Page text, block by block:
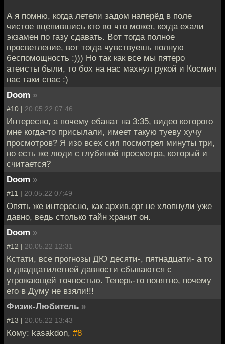
А я помню, когда летели задом наперёд в поле
чистое вцепившись кто во что может, когда ехали
экзамен по газу сдавать. Вот тогда полное
просветление, вот тогда чувствуешь полную
беспомощность :))) Но так как все мы пятеро
атеисты были, то бох на нас махнул рукой и Космич
нас таки спас :)
Doom »
#10 | 20.05.22 07:46
Интересно, а почему ебанат на 3:35, видео которого
мне когда-то присылали, имеет такую туеву хучу
просмотров? Я изо всех сил посмотрел минуты три,
но есть же люди с глубиной просмотра, который и
считается?
Doom »
#11 | 20.05.22 07:49
Опять же интересно, как архив.орг не хлопнули уже
давно, ведь столько тайн хранит он.
Doom »
#12 | 20.05.22 12:31
Кстати, все прогнозы ДЮ десяти-, пятнадцати- а то
и двадцатилетней давности сбываются с
угрожающей точностью. Теперь-то понятно, почему
его в Думу не взяли!!!
Физик-Любитель »
#13 | 20.05.22 13:43
Кому: kasakdon, #8